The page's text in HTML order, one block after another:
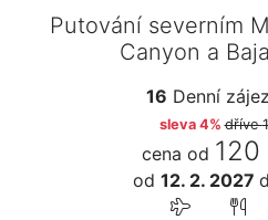
Putování severním
Canyon a
16 Denní
sleva 4% dříve
cena od
od 12. 2. 2027